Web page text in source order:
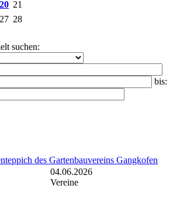
20 21
27 28
suchen:
bis:
des Gartenbauvereins Gangkofen
04.06.2026
Vereine